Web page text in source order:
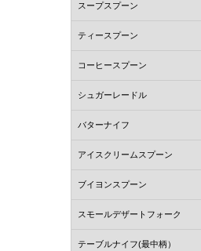
スープスプーン
ティースプーン
コーヒースプーン
シュガーレードル
バターナイフ
アイスクリームスプーン
ブイヨンスプーン
スモールデザートフォーク
テーブルナイフ(最中柄）